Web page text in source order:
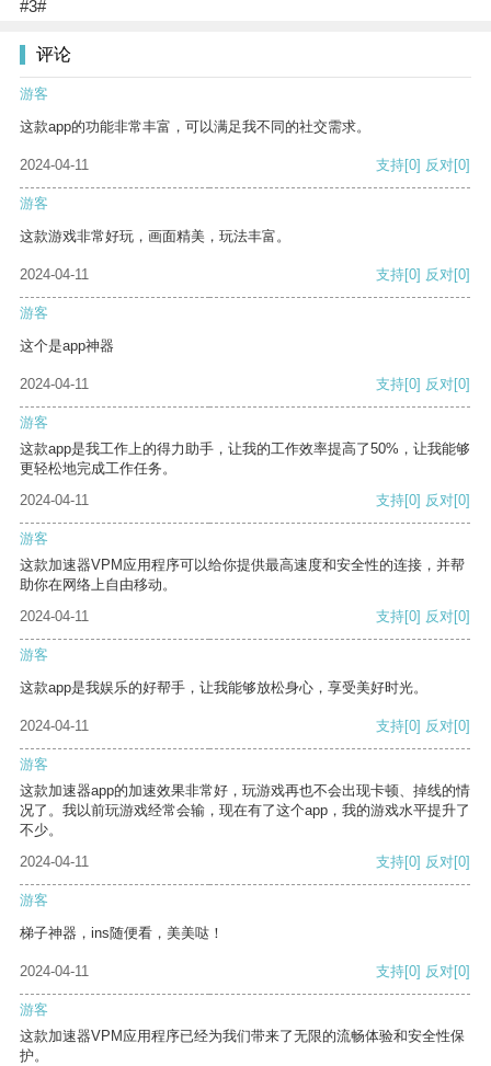
#3#
评论
游客
这款app的功能非常丰富，可以满足我不同的社交需求。
2024-04-11 支持[0] 反对[0]
游客
这款游戏非常好玩，画面精美，玩法丰富。
2024-04-11 支持[0] 反对[0]
游客
这个是app神器
2024-04-11 支持[0] 反对[0]
游客
这款app是我工作上的得力助手，让我的工作效率提高了50%，让我能够
更轻松地完成工作任务。
2024-04-11
支持[0] 反对[0]
游客
这款加速器VPM应用程序可以给你提供最高速度和安全性的连接，并帮
助你在网络上自由移动。
2024-04-11
支持[0] 反对[0]
游客
这款app是我娱乐的好帮手，让我能够放松身心，享受美好时光。
2024-04-11 支持[0] 反对[0]
游客
这款加速器app的加速效果非常好，玩游戏再也不会出现卡顿、掉线的情
况了。我以前玩游戏经常会输，现在有了这个app，我的游戏水平提升了
不少。
2024-04-11
支持[0] 反对[0]
游客
梯子神器，ins随便看，美美哒！
2024-04-11 支持[0] 反对[0]
游客
这款加速器VPM应用程序已经为我们带来了无限的流畅体验和安全性保
护。